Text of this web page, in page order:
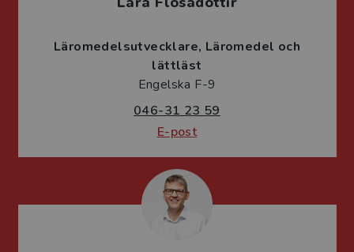
Läromedelsutvecklare Läromedel och
lättläst
Engelska F-9
046-31 23 59
E-post